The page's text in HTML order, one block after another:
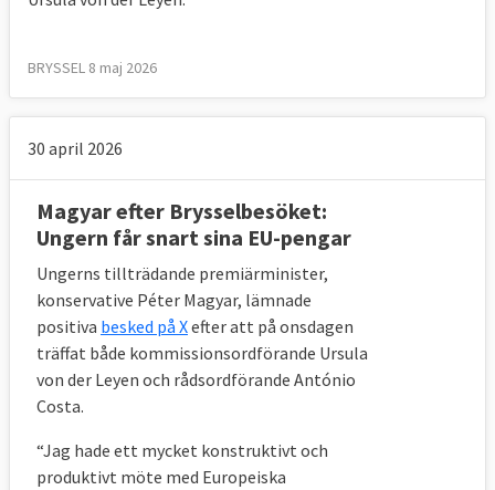
BRYSSEL 8 maj 2026
30 april 2026
Magyar efter Brysselbesöket:
Ungern får snart sina EU-pengar
Ungerns tillträdande premiärminister,
konservative Péter Magyar, lämnade
positiva besked på Xefter att på onsdagen
träffat både kommissionsordförande Ursula
von der Leyen och rådsordförande António
Costa.
“Jag hade ett mycket konstruktivt och
produktivt möte med Europeiska